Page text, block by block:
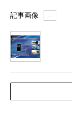
記事画像 ＋